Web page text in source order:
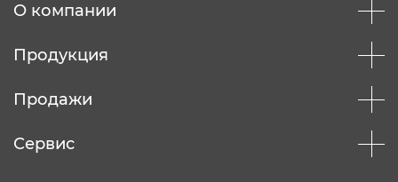
О компании
Продукция
Продажи
Сервис